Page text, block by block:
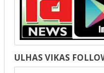
ULHAS VIKAS